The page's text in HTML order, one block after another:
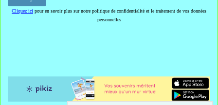
Cliquez ici pour en savoir plus sur notre politique de confidentialité et le traitement de vos données
personnelles